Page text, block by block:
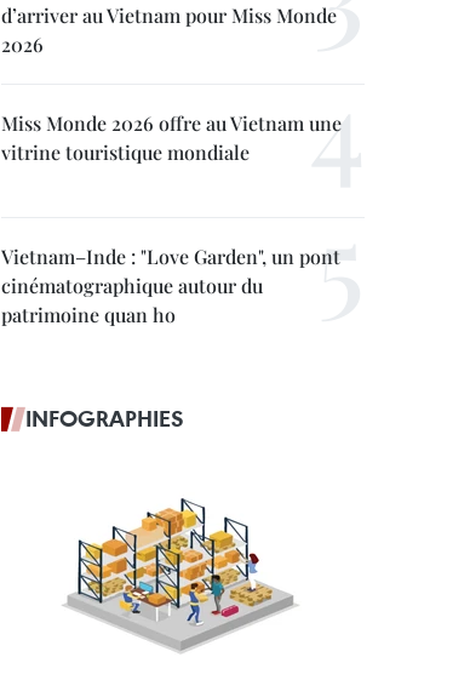
d’arriver au Vietnam pour Miss Monde
2026
Miss Monde 2026 offre au Vietnam une
vitrine touristique mondiale
Vietnam–Inde : "Love Garden", un pont
cinématographique autour du
patrimoine quan ho
INFOGRAPHIES